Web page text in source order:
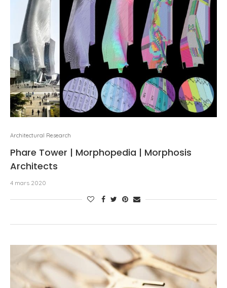
Architectural Research
Phare Tower | Morphopedia | Morphosis
Architects
4 mars 2020